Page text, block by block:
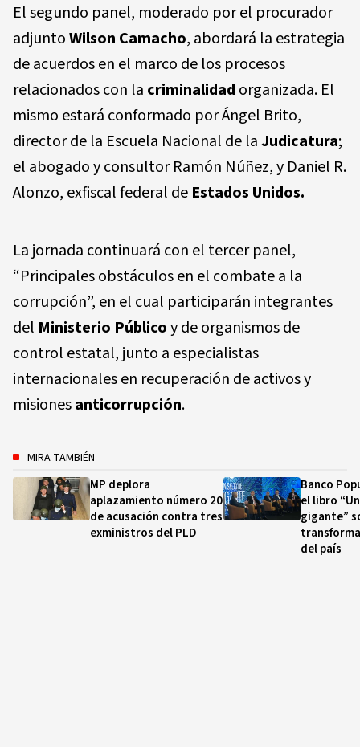
El segundo panel, moderado por el procurador
adjuntoWilson Camacho, abordará la estrategia
de acuerdos en el marco de los procesos
relacionados con la criminalidad organizada. El
mismo estará conformado por Ángel Brito,
director de la Escuela Nacional de laJudicatura;
el abogado y consultor Ramón Núñez, y Daniel R.
Alonzo, exfiscal federal de Estados Unidos.
La jornada continuará con el tercer panel,
“Principales obstáculos en el combate a la
corrupción”, en el cual participarán integrantes
del Ministerio Públicoy de organismos de
control estatal, junto a especialistas
internacionales en recuperación de activos y
misionesanticorrupción.
MIRA TAMBIÉN
MP deplora
aplazamiento número 20
de acusación contra tres
exministros del PLD
Banco
el libro
gigante”
del país